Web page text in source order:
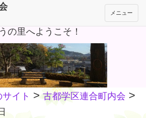
里へようこそ！
メニュー
イト >古都学区連合町内会 >